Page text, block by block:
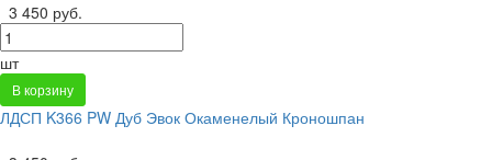
3 450 руб.
шт
В корзину
ЛДСП K366 PW Дуб Эвок Окаменелый Кроношпан